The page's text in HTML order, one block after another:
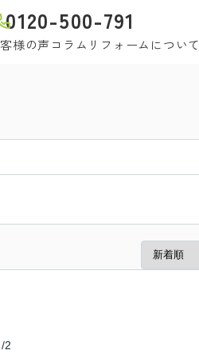
0120-500-791
様の声コラム リフォームについて
2